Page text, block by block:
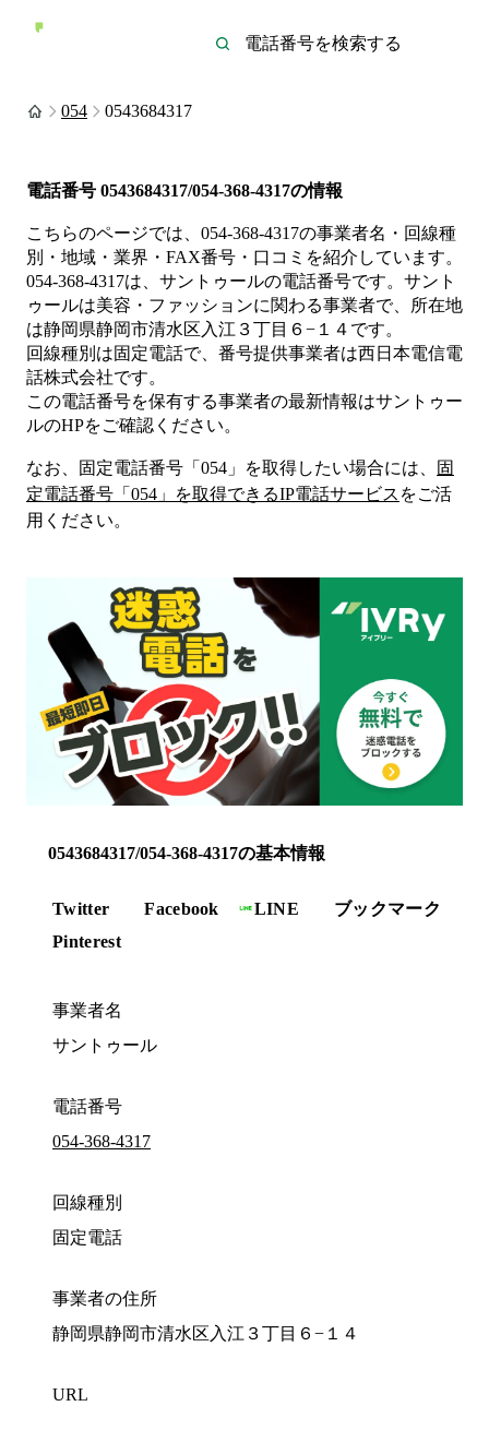
054 0543684317
電話番号 0543684317/054-368-4317の情報
こちらのページでは、 054-368-4317の事業者名・回線種
別・地域・業界・FAX番号・口コミを紹介しています。
054-368-4317は、 サントゥールの電話番号です。 サント
ゥールは美容・ファッションに関わる事業者で、所在地
は静岡県静岡市清水区入江３丁目６−１４ です。
回線種別は固定電話で、番号提供事業者は西日本電信電
話株式会社です。
この電話番号を保有する事業者の最新情報はサントゥー
ルのHPをご確認ください。
なお、固定電話番号「 054 」を取得したい場合には、
固
定電話番号「 054 」を取得できるIP電話サービス をご活
用ください。
0543684317/054-368-4317の基本情報
Twitter Facebook LINE
ブックマーク
Pinterest
事業者名
サントゥール
電話番号
054-368-4317
回線種別
固定電話
事業者の住所
静岡県静岡市清水区入江３丁目６−１４
URL